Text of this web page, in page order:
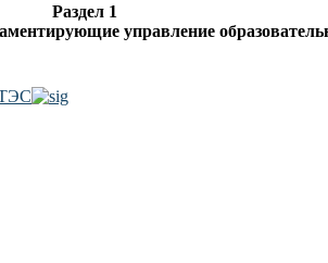
Раздел 1
управление